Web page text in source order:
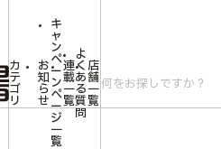
カ
テ
ゴ
リ
お
知
ら
せ
キ
ャ
ン
ペ
ー
ン
ペ
ー
ジ
一
覧
連
載
一
覧
よ
く
あ
る
質
問
店
舗
一
覧